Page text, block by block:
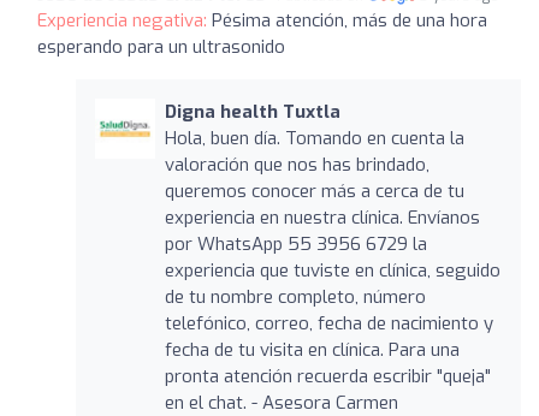
Experiencia negativa: Pésima atención, más de una hora
esperando para un ultrasonido
Digna health Tuxtla
Hola, buen día. Tomando en cuenta la
valoración que nos has brindado,
queremos conocer más a cerca de tu
experiencia en nuestra clínica. Envíanos
por WhatsApp 55 3956 6729 la
experiencia que tuviste en clínica, seguido
de tu nombre completo, número
telefónico, correo, fecha de nacimiento y
fecha de tu visita en clínica. Para una
pronta atención recuerda escribir "queja"
en el chat. - Asesora Carmen